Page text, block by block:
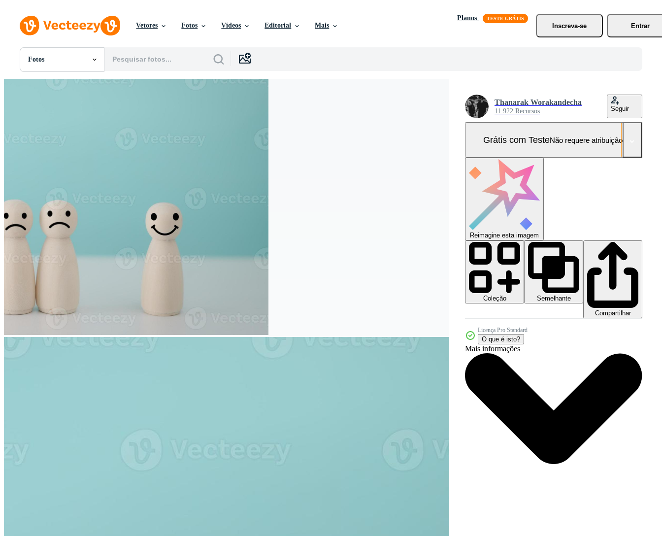
Vetores Fotos Vídeos Editorial Mais
Planos
Inscreva-se
Entrar
Fotos
Todas Imagens
Thanarak Worakandecha
11.922 Recursos Seguir
Grátis com TesteNão requere atribuição!
Reimagine esta imagem
Coleção
Semelhante
Compartilhar
Licença Pro Standard
O que é isto?
Mais informações